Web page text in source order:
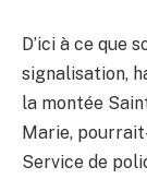
D’ici à ce que
signalisation,
la montée
Marie,
Service de